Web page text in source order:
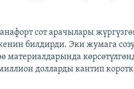
сот арачылары
билдирди. Эки жумага
материалдарында
долларды кантип